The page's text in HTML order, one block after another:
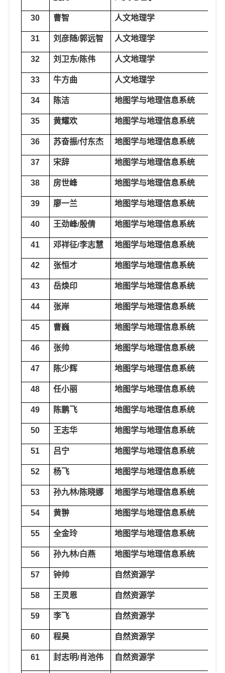
30 曹智 人文地理学
31 刘彦随/郭远智 人文地理学
32 刘卫东/陈伟 人文地理学
33 牛方曲 人文地理学
34 陈洁 地图学与地理信息系统
35 黄耀欢 地图学与地理信息系统
36 苏奋振/付东杰 地图学与地理信息系统
37 宋辞 地图学与地理信息系统
38 房世峰 地图学与地理信息系统
39 廖一兰 地图学与地理信息系统
40 王劲峰/殷倩 地图学与地理信息系统
41 邓祥征/李志慧 地图学与地理信息系统
42 张恒才 地图学与地理信息系统
43 岳焕印 地图学与地理信息系统
44 张岸 地图学与地理信息系统
45 曹巍 地图学与地理信息系统
46 张帅 地图学与地理信息系统
47 陈少辉 地图学与地理信息系统
48 任小丽 地图学与地理信息系统
49 陈鹏飞 地图学与地理信息系统
50 王志华 地图学与地理信息系统
51 吕宁 地图学与地理信息系统
52 杨飞 地图学与地理信息系统
53 孙九林/陈晓娜 地图学与地理信息系统
54 黄翀 地图学与地理信息系统
55 全金玲 地图学与地理信息系统
56 孙九林/白燕 地图学与地理信息系统
57 钟帅 自然资源学
58 王灵恩 自然资源学
59 李飞 自然资源学
60 程昊 自然资源学
61 封志明/肖池伟 自然资源学